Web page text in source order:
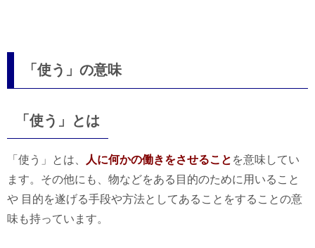
「使う」の意味
「使う」とは
「使う」とは、 人に何かの働きをさせること を意味してい
ます。その他にも、物などをある目的のために用いること
や 目的を遂げる手段や方法としてあることをすることの意
味も持っています。